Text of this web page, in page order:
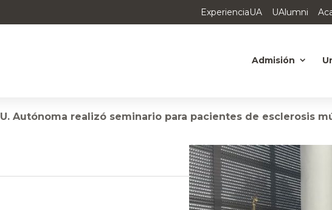
ExperienciaUA UAlumni
Admisión
U. Autónoma realizó seminario para pacientes de esclerosis